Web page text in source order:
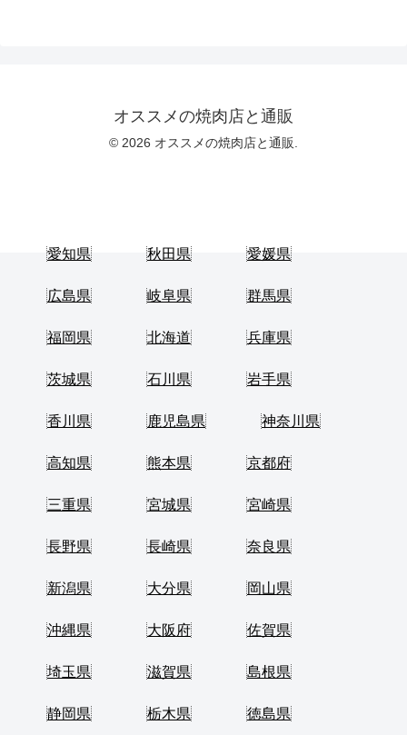
オススメの焼肉店と通販
© 2026 オススメの焼肉店と通販.
愛知県 秋田県 愛媛県
広島県 岐阜県 群馬県
福岡県 北海道 兵庫県
茨城県 石川県 岩手県
香川県 鹿児島県 神奈川県
高知県 熊本県 京都府
三重県 宮城県 宮崎県
長野県 長崎県 奈良県
新潟県 大分県 岡山県
沖縄県 大阪府 佐賀県
埼玉県 滋賀県 島根県
静岡県 栃木県 徳島県